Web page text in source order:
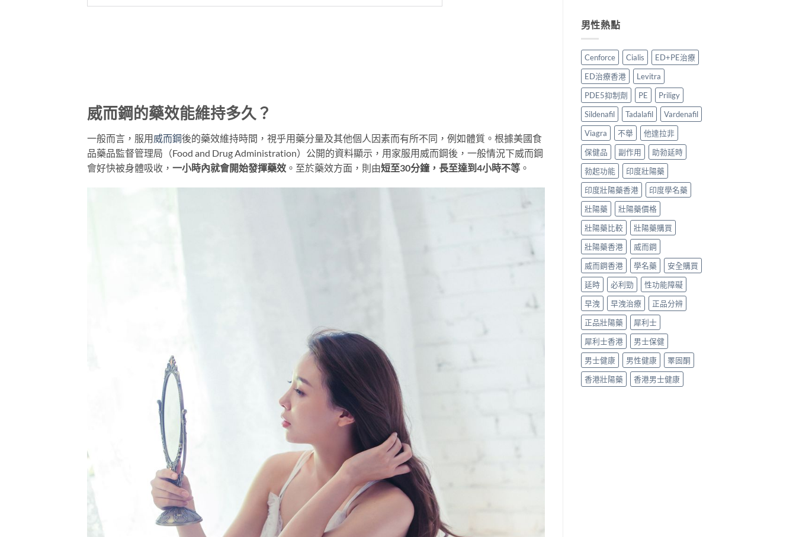
威而鋼的藥效能維持多久？
一般而言，服用威而鋼後的藥效維持時間，視乎用藥分量及其他個人因素而有所不同，例如體質。根據美國食
品藥品監督管理局（Food and Drug Administration）公開的資料顯示，用家服用威而鋼後，一般情況下威而鋼
會好快被身體吸收， 一小時內就會開始發揮藥效 。至於藥效方面，則由短至30分鐘，長至達到4小時不等 。
較
與
家
心
得
2026〉
中
實
經
與
安
全
服
用
指
南〉
中
好？
2026
港
副
廠
必
利
勁
比
較
購
貼
士〉
中
中
藥
陽
藥
推
薦：
香
港
5
款
藥
方
壯
陽
產
品
款
最
值
得
買？〉
中
男性熱點
Cenforce Cialis
ED+PE治療
ED治療香港
Levitra
PDE5抑制劑
PE
Priligy
Sildenafil
Tadalafil
Vardenafil
Viagra
不舉
他達拉非
保健品
副作用
助勃延時
勃起功能
印度壯陽藥
印度壯陽藥香港
印度學名藥
壯陽藥
壯陽藥價格
壯陽藥比較
壯陽藥購買
壯陽藥香港
威而鋼
威而鋼香港
學名藥
安全購買
延時
必利勁
性功能障礙
早洩
早洩治療
正品分辨
正品壯陽藥
犀利士
犀利士香港
男士保健
男士健康
男性健康
睪固酮
香港壯陽藥
香港男士健康